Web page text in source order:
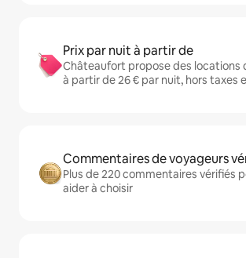
Prix par nuit à partir de
Châteaufort propose des locations
à partir de 26 € par nuit, hors taxes
Commentaires de voyageurs
Plus de 220 commentaires vérifiés
aider à choisir